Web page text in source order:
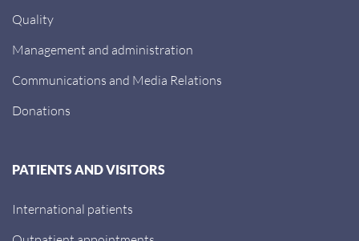
Quality
Management and administration
Communications and Media Relations
Donations
PATIENTS AND VISITORS
International patients